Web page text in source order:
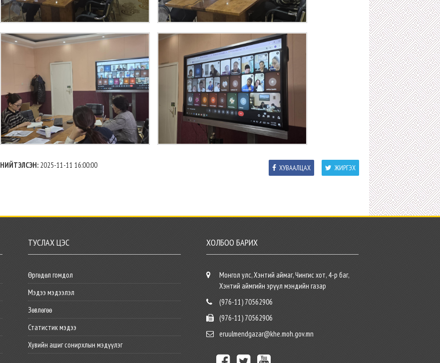
НИЙТЭЛСЭН: 2025-11-11 16:00:00 ЖИРГЭХ
ХУВААЛЦАХ
ТУСЛАХ ЦЭС
Өргөдөл гомдол
Мэдээ мэдээлэл
Зөвлөгөө
Статистик мэдээ
Хувийн ашиг сонирхлын мэдүүлэг
ХОЛБОО БАРИХ
Монгол улс, Хэнтий аймаг, Чингис хот, 4-р баг,
Хэнтий аймгийн эрүүл мэндийн газар
(976-11) 70562906
(976-11) 70562906
eruulmendgazar@khe.moh.gov.mn